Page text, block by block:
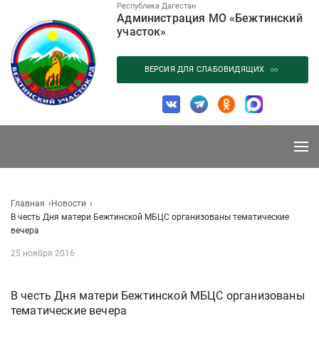
содержанию
Республика Дагестан
Администрация МО «Бежтинский
участок»
ВЕРСИЯ ДЛЯ СЛАБОВИДЯЩИХ
Главная
Новости
В честь Дня матери Бежтинской МБЦС организованы тематические
вечера
25 ноября 2016
В честь Дня матери Бежтинской МБЦС организованы
тематические вечера